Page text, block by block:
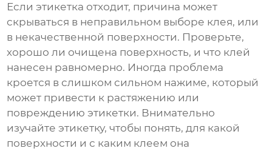
Если этикетка отходит, причина может
скрываться в неправильном выборе клея, или
в некачественной поверхности. Проверьте,
хорошо ли очищена поверхность, и что клей
нанесен равномерно. Иногда проблема
кроется в слишком сильном нажиме, который
может привести к растяжению или
повреждению этикетки. Внимательно
изучайте этикетку, чтобы понять, для какой
поверхности и с каким клеем она